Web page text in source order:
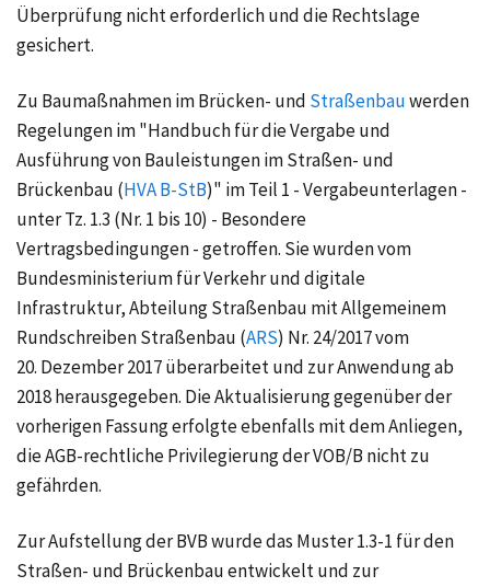
Überprüfung nicht erforderlich und die Rechtslage
gesichert.
Zu Baumaßnahmen im Brücken- und Straßenbauwerden
Regelungen im "Handbuch für die Vergabe und
Ausführung von Bauleistungen im Straßen- und
Brückenbau (HVA B-StB)" im Teil 1 - Vergabeunterlagen -
unterTz. 1.3 (Nr. 1 bis 10) - Besondere
Vertragsbedingungen - getroffen. Sie wurden vom
Bundesministerium für Verkehr und digitale
Infrastruktur, Abteilung Straßenbau mit Allgemeinem
Rundschreiben Straßenbau (ARS) Nr. 24/2017vom
20. Dezember 2017überarbeitet und zur Anwendung ab
2018 herausgegeben. Die Aktualisierung gegenüber der
vorherigen Fassung erfolgte ebenfalls mit dem Anliegen,
die AGB-rechtliche Privilegierung der VOB/B nicht zu
gefährden.
Zur Aufstellung der BVB wurde das Muster 1.3-1 für den
Straßen- und Brückenbau entwickelt und zur